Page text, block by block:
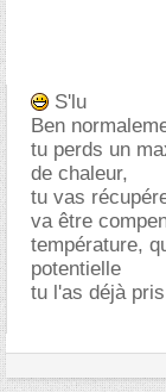
S'lu
Ben
tu perds un
de chaleur,
tu vas
va être
température,
potentielle
tu l'as déjà